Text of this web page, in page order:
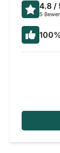
4.8 /
5
100